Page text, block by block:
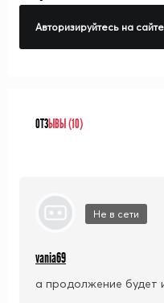
Авторизируйтесь на
ОТЗЫВЫ (10)
Не в сети
vania69
а продолжение будет